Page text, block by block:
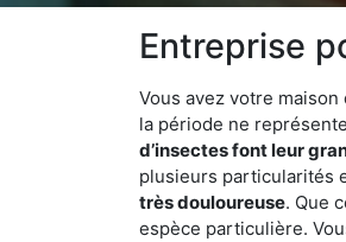
Entreprise
Vous avez votre
la période ne
d’insectes font leur
plusieurs particularités
très douloureuse. Que
espèce particulière.